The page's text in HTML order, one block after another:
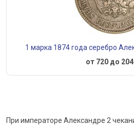
1 марка 1874 года серебро
от 720 до
При императоре Александре 2